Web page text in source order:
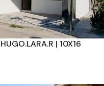
| 10X16